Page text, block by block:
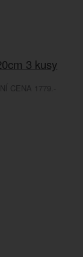
3 kusy
CENA 1779.-